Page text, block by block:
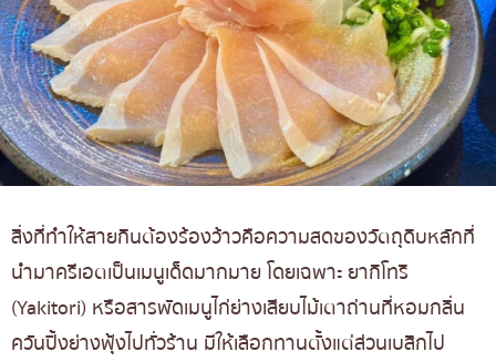
สิ่งที่ทำให้สายกินต้องร้องว้าวคือความสดของวัตถุดิบหลักที่
นำมาครีเอตเป็นเมนูเด็ดมากมาย โดยเฉพาะ ยากิโทริ
(Yakitori) หรือสารพัดเมนูไก่ย่างเสียบไม้เตาถ่านที่หอมกลิ่น
ควันปิ้งย่างฟุ้งไปทั่วร้าน มีให้เลือกทานตั้งแต่ส่วนเบสิกไป